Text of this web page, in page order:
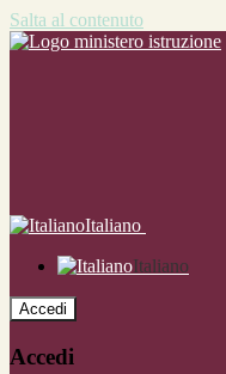
Salta al contenuto
Italiano
Italiano
Accedi
Accedi